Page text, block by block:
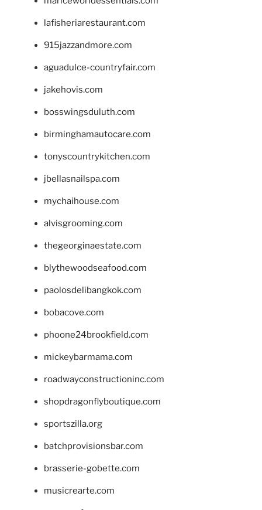
lafisheriarestaurant.com
915jazzandmore.com
aguadulce-countryfair.com
jakehovis.com
bosswingsduluth.com
birminghamautocare.com
tonyscountrykitchen.com
jbellasnailspa.com
mychaihouse.com
alvisgrooming.com
thegeorginaestate.com
blythewoodseafood.com
paolosdelibangkok.com
bobacove.com
phoone24brookfield.com
mickeybarmama.com
roadwayconstructioninc.com
shopdragonflyboutique.com
sportszilla.org
batchprovisionsbar.com
brasserie-gobette.com
musicrearte.com